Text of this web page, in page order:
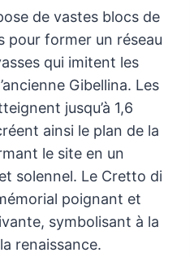
de vastes blocs de
pour former un réseau
qui imitent les
Gibellina. Les
jusqu’à 1,6
ainsi le plan de la
le site en un
solennel. Le Cretto di
poignant et
symbolisant à la
renaissance.